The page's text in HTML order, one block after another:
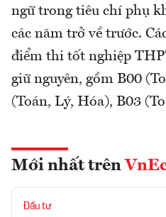
ngữ trong tiêu chí phụ
các năm trở về trước.
điểm thi tốt nghiệp
giữ nguyên, gồm B00
(Toán, Lý, Hóa), B03
Mới nhất trên
Đầu tư